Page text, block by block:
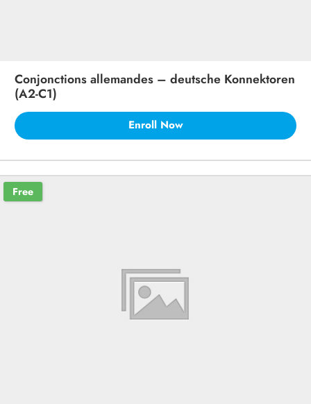
Conjonctions allemandes – deutsche Konnektoren
(A2-C1)
Enroll Now
Free